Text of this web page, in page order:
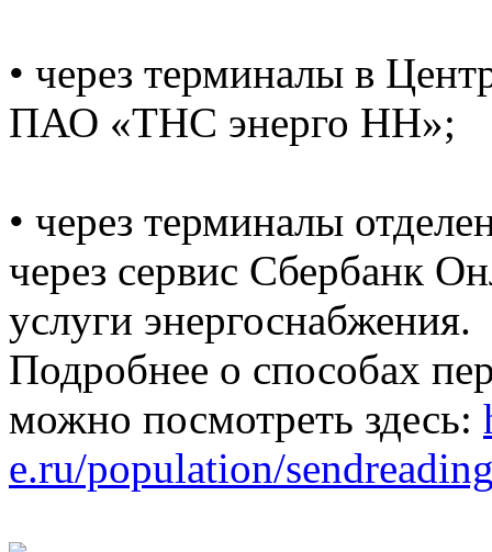
• через терминалы в
ПАО «ТНС энерго НН»;
• через терминалы
через сервис Сбербанк
услуги энергоснабжения.
Подробнее о способах
можно посмотреть здесь:
e.ru/population/